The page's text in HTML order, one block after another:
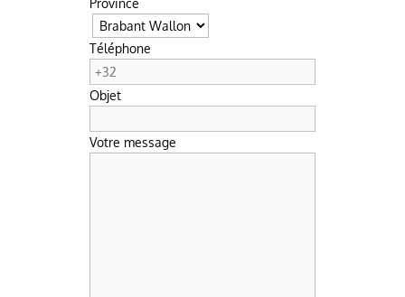
Province
Téléphone
Objet
Votre message